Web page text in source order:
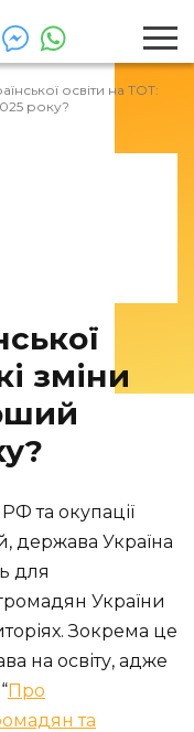
освіти на ТОТ:
року?
зміни
та окупації
держава Україна
для
України
Зокрема це
на освіту, адже
Про
та